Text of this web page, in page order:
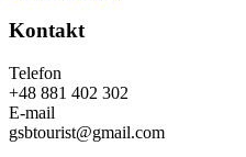
Kontakt
Telefon
+48 881 402 302
E-mail
gsbtourist@gmail.com